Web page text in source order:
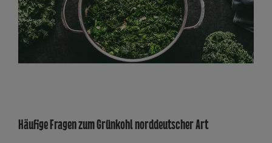
Häufige Fragen zum Grünkohl norddeutscher Art